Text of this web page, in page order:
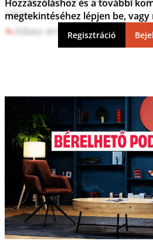
város.
Válasz erre 0 0
Hozzászóláshoz és a további
megtekintéséhez lépjen be,
Regisztráció